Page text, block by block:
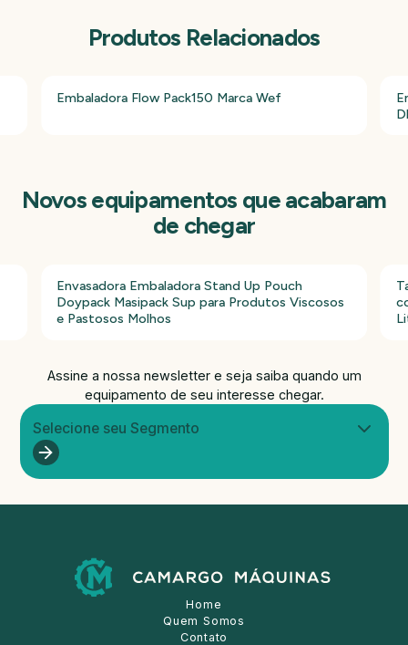
Produtos Relacionados
Embaladora Flow Pack150 Marca Wef
Novos equipamentos que acabaram
de chegar
Envasadora Embaladora Stand Up Pouch
Doypack Masipack Sup para Produtos Viscosos
e Pastosos Molhos
Assine a nossa newsletter e seja saiba quando um
equipamento de seu interesse chegar.
Selecione seu Segmento
Home
Quem Somos
Contato